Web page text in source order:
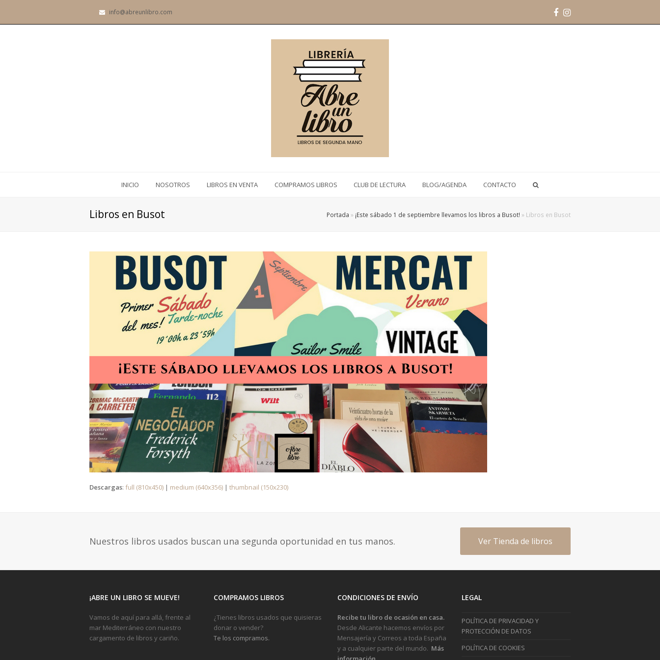
info@abreunlibro.com Facebook
Instagram
INICIO NOSOTROS LIBROS EN VENTA COMPRAMOS LIBROS CLUB DE LECTURA BLOG/AGENDA CONTACTO
Libros en Busot Portada » ¡Este sábado 1 de septiembre llevamos los libros a Busot! » Libros en Busot
Descargas: full (810x450) | medium (640x356) | thumbnail (150x230)
Nuestros libros usados buscan una segunda oportunidad en tus manos. Ver Tienda de libros
¡ABRE UN LIBRO SE MUEVE!
Vamos de aquí para allá, frente al
mar Mediterráneo con nuestro
cargamento de libros y cariño.
COMPRAMOS LIBROS
¿Tienes libros usados que quisieras
donar o vender?
Te los compramos.
CONDICIONES DE ENVÍO
Recibe tu libro de ocasión en casa.
Desde Alicante hacemos envíos por
Mensajería y Correos a toda España
y a cualquier parte del mundo. Más
LEGAL
POLÍTICA DE PRIVACIDAD Y
PROTECCIÓN DE DATOS
POLÍTICA DE COOKIES